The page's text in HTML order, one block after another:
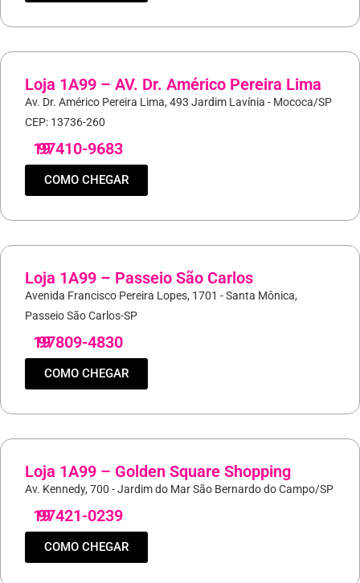
Loja 1A99 – AV. Dr. Américo Pereira Lima
Av. Dr. Américo Pereira Lima, 493 Jardim Lavínia - Mococa/SP
CEP: 13736-260
19
97410-9683
COMO CHEGAR
Loja 1A99 – Passeio São Carlos
Avenida Francisco Pereira Lopes, 1701 - Santa Mônica,
Passeio São Carlos-SP
19
97809-4830
COMO CHEGAR
Loja 1A99 – Golden Square Shopping
Av. Kennedy, 700 - Jardim do Mar São Bernardo do Campo/SP
19
97421-0239
COMO CHEGAR